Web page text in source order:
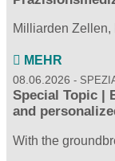
Milliarden
MEHR
08.06.2026
Special Topic |
and
With the